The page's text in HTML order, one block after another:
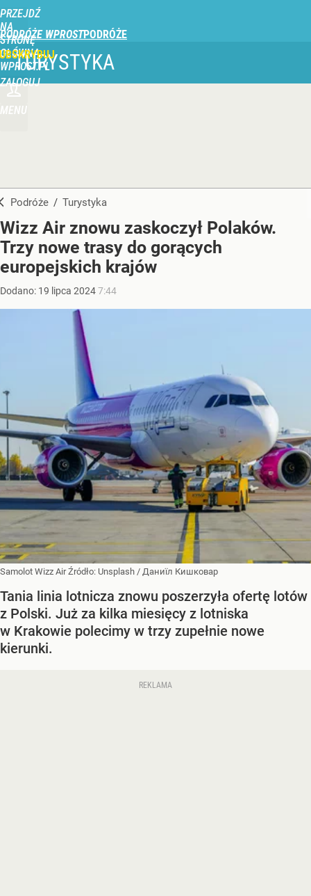
PRZEJDŹ
NA
STRONĘ
GŁÓWNĄ
WPROST.PL
PODRÓŻE WPROST
ZALOGUJ
MENU
TURYSTYKA
Podróże / Turystyka
Wizz Air znowu zaskoczył Polaków.
Trzy nowe trasy do gorących
europejskich krajów
Dodano: 19 lipca 20247:44
Samolot Wizz AirŹródło: Unsplash / Даниїл Кишковар
Tania linia lotnicza znowu poszerzyła ofertę lotów
z Polski. Już za kilka miesięcy z lotniska
w Krakowie polecimy w trzy zupełnie nowe
kierunki.